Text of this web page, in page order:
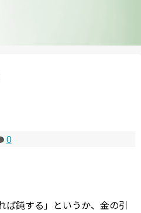
0
ば鈍する」というか、金の引